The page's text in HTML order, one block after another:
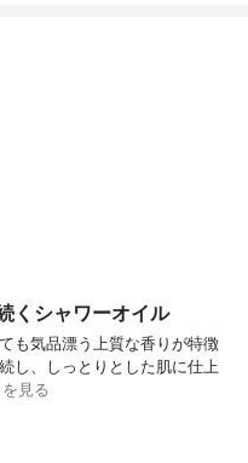
くシャワーオイル
も気品漂う上質な香りが特徴
し、しっとりとした肌に仕上
見る